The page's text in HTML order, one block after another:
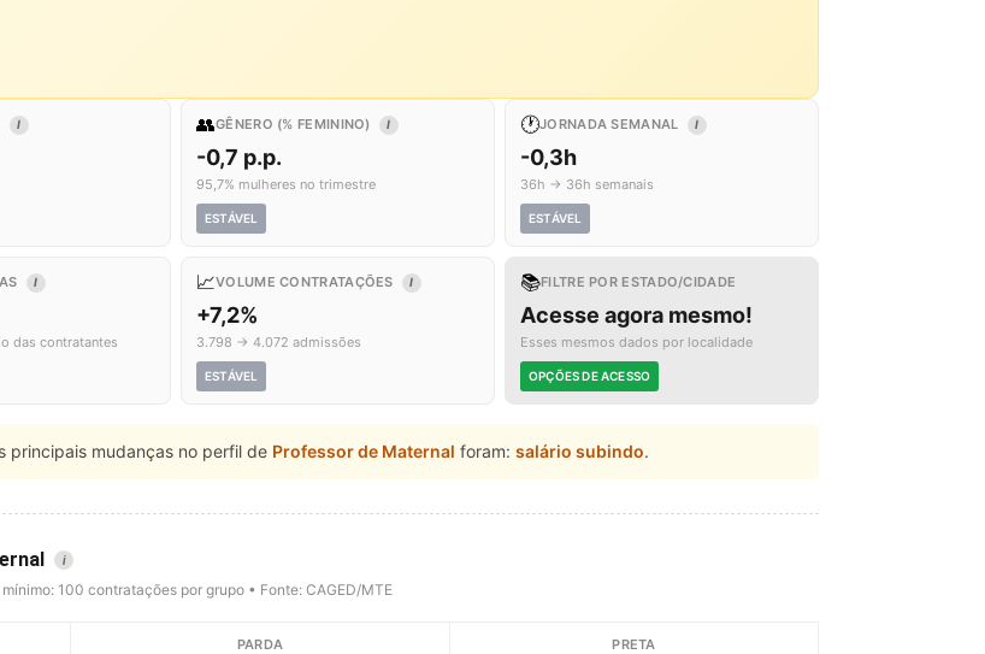
I 👥GÊNERO (% FEMININO) I
-0,7 p.p.
95,7% mulheres no trimestre
ESTÁVEL
🕐JORNADA SEMANAL I
-0,3h
36h → 36h semanais
ESTÁVEL
I
das contratantes
📈VOLUME CONTRATAÇÕES I
+7,2%
3.798 → 4.072 admissões
ESTÁVEL
📚FILTRE POR ESTADO/CIDADE
Acesse agora mesmo!
Esses mesmos dados por localidade
OPÇÕES DE ACESSO
principais mudanças no perfil de Professor de Maternal foram: salário subindo.
i
100 contratações por grupo • Fonte: CAGED/MTE
PARDA PRETA